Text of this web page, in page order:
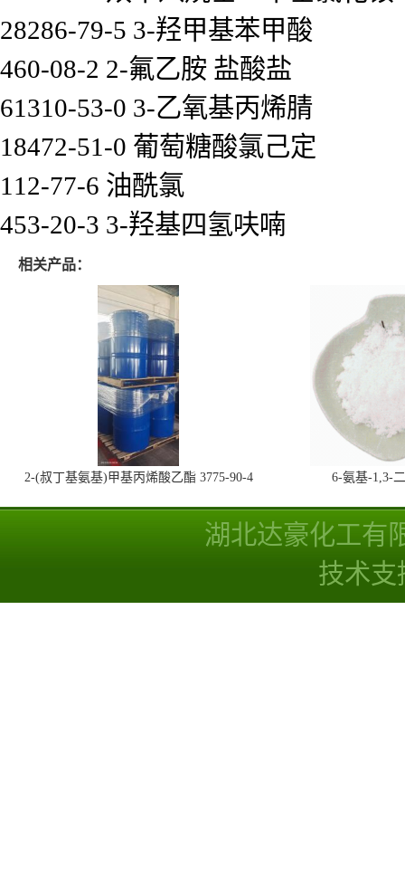
28286-79-5 3-羟甲基苯甲酸
460-08-2 2-氟乙胺 盐酸盐
61310-53-0 3-乙氧基丙烯腈
18472-51-0 葡萄糖酸氯己定
112-77-6 油酰氯
453-20-3 3-羟基四氢呋喃
相关产品：
2-(叔丁基氨基)甲基丙烯酸乙酯 3775-90-4 6-氨基-1,3-
湖北达豪化工有
技术